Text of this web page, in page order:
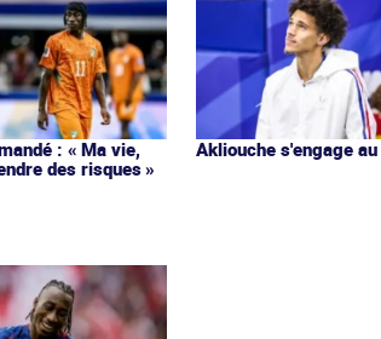
: « Ma vie,
des risques »
Akliouche s'engage au